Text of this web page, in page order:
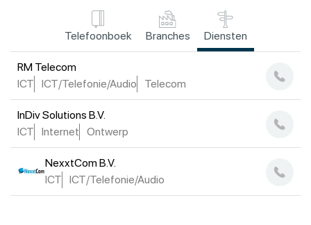
Telefoonboek Branches Diensten
RM Telecom
ICT
ICT/Telefonie/Audio Telecom
InDiv Solutions B.V.
ICT
Internet Ontwerp
NexxtCom B.V.
ICT
ICT/Telefonie/Audio